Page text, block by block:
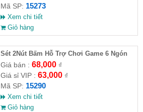
Mã SP: 15273
Xem chi tiết
Giỏ hàng
Sét 2Nút Bấm Hỗ Trợ Chơi Game 6 Ngón
G21
Giá bán : 68,000₫
Giá sỉ VIP : 63,000₫
Mã SP: 15290
Xem chi tiết
Giỏ hàng